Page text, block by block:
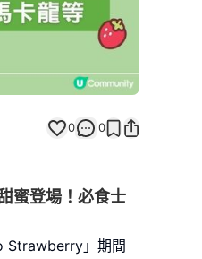
0 0
蜜登場！必食士
Strawberry」期間